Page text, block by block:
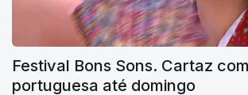
Festival Bons Sons. Cartaz
portuguesa até domingo